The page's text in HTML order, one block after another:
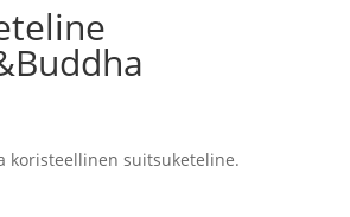
koristeellinen suitsuketeline.